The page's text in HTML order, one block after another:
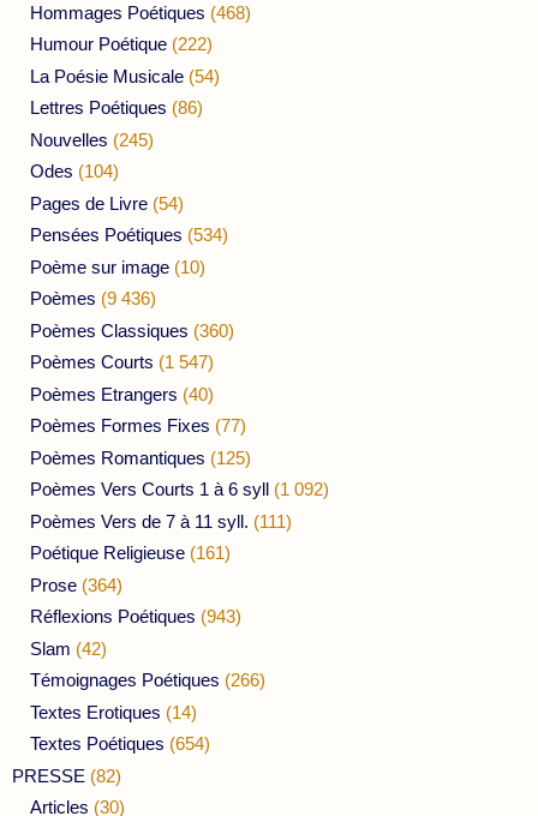
Hommages Poétiques (468)
Humour Poétique (222)
La Poésie Musicale (54)
Lettres Poétiques (86)
Nouvelles (245)
Odes (104)
Pages de Livre (54)
Pensées Poétiques (534)
Poème sur image (10)
Poèmes (9 436)
Poèmes Classiques (360)
Poèmes Courts (1 547)
Poèmes Etrangers (40)
Poèmes Formes Fixes (77)
Poèmes Romantiques (125)
Poèmes Vers Courts 1 à 6 syll (1 092)
Poèmes Vers de 7 à 11 syll. (111)
Poétique Religieuse (161)
Prose (364)
Réflexions Poétiques (943)
Slam (42)
Témoignages Poétiques (266)
Textes Erotiques (14)
Textes Poétiques (654)
PRESSE (82)
Articles (30)